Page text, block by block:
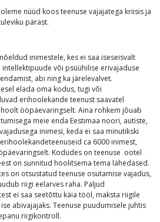
nüüd koos teenuse vajajatega kriisis ja
pärast.
inimestele, kes ei saa iseseisvalt
intellektipuude või psüühilise erivajaduse
abi ning ka järelevalvet.
elada oma kodus, tugi või
erihoolekande teenust saavatel
ööpäevaringselt. Aina rohkem jõuab
meie enda Eestimaa noori, autiste,
inimesi, keda ei saa minutikski
ca 6000 inimest,
Kodudes on teenuse ootel
on sunnitud hoolitsema tema lähedased.
on otsustatud teenuse osutamise vajadus,
riigi eelarves raha. Paljud
ei saa seetõttu käia tööl, maksta riigile
abivajajaks. Teenuse puudumisele juhtis
riigikontroll.